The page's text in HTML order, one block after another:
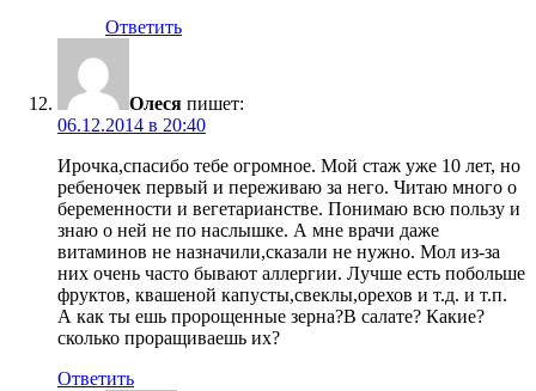
Ответить
Олеся пишет:
06.12.2014 в 20:40
Ирочка,спасибо тебе огромное. Мой стаж уже 10 лет, но
ребеночек первый и переживаю за него. Читаю много о
беременности и вегетарианстве. Понимаю всю пользу и
знаю о ней не по наслышке. А мне врачи даже
витаминов не назначили,сказали не нужно. Мол из-за
них очень часто бывают аллергии. Лучше есть побольше
фруктов, квашеной капусты,свеклы,орехов и т.д. и т.п.
А как ты ешь пророщенные зерна?В салате? Какие?
сколько проращиваешь их?
Ответить